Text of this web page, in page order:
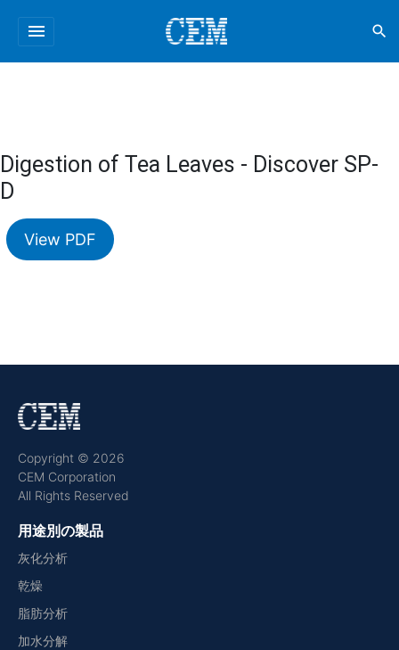
menu search
Digestion of Tea Leaves - Discover SP-
D
View PDF
Copyright © 2026
CEM Corporation
All Rights Reserved
用途別の製品
灰化分析
乾燥
脂肪分析
加水分解